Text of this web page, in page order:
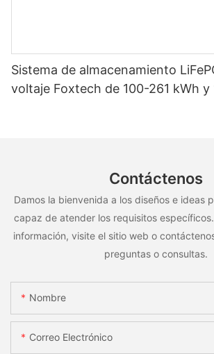
Sistema de almacenamiento
voltaje Foxtech de 100-261 kWh y
Contáctenos
Damos la bienvenida a los diseños e ideas
capaz de atender los requisitos
información, visite el sitio web o
preguntas o consultas.
Nombre
Correo Electrónico